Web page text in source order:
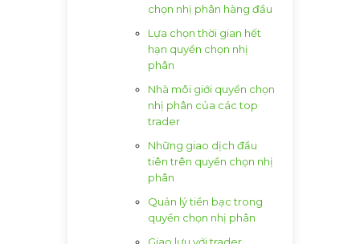
chọn nhị phân hàng đầu
Lựa chọn thời gian hết
hạn quyền chọn nhị
phân
Nhà môi giới quyền chọn
nhị phân của các top
trader
Những giao dịch đầu
tiên trên quyền chọn nhị
phân
Quản lý tiền bạc trong
quyền chọn nhị phân